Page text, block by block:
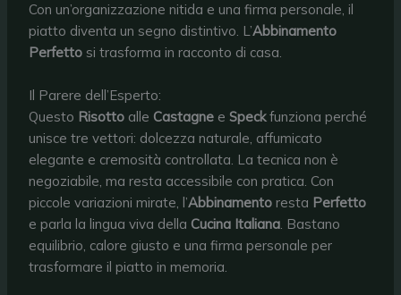
Con un’organizzazione nitida e una firma personale, il
piatto diventa un segno distintivo. L’Abbinamento
Perfetto si trasforma in racconto di casa.
Il Parere dell’Esperto:
Questo Risotto alle Castagne eSpeckfunziona perché
unisce tre vettori: dolcezza naturale, affumicato
elegante e cremosità controllata. La tecnica non è
negoziabile, ma resta accessibile con pratica. Con
piccole variazioni mirate, l’Abbinamento resta Perfetto
e parla la lingua viva della Cucina Italiana. Bastano
equilibrio, calore giusto e una firma personale per
trasformare il piatto in memoria.